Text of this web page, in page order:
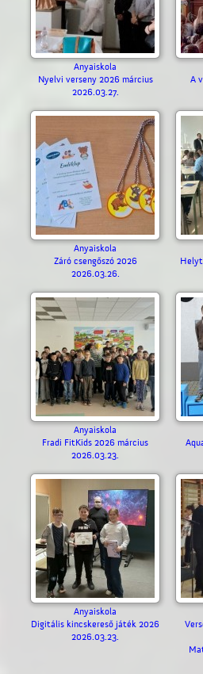
Anyaiskola
Nyelvi verseny 2026 március
2026.03.27.
A
Anyaiskola
Záró csengőszó 2026
2026.03.26.
Anyaiskola
Fradi FitKids 2026 március
2026.03.23.
Anyaiskola
Digitális kincskereső játék 2026
2026.03.23.